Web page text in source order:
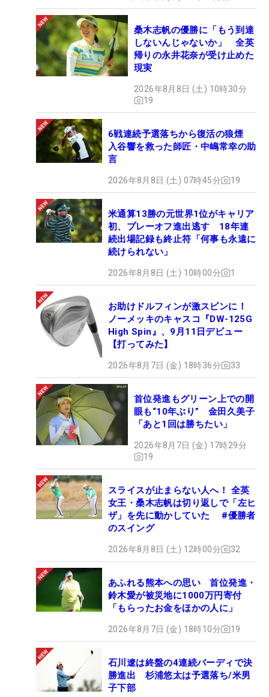
桑木志帆の優勝に「もう到達
しないんじゃないか」 全英
帰りの永井花奈が受け止めた
現実
2026年8月8日 (土) 10時30分
19
6戦連続予選落ちから復活の狼煙
入谷響を救った師匠・中嶋常幸の助
言
2026年8月8日 (土) 07時45分 19
米通算13勝の元世界1位がキャリア
初、プレーオフ進出逃す 18年連
続出場記録も終止符「何事も永遠に
続けられない」
2026年8月8日 (土) 10時00分 1
お助けドルフィンが激スピンに！
ノーメッキのキャスコ『DW-125G
High Spin』、9月11日デビュー
【打ってみた】
2026年8月7日 (金) 18時36分 33
首位発進もグリーン上での開
眼も“10年ぶり” 金田久美子
「あと1回は勝ちたい」
2026年8月7日 (金) 17時29分
19
スライスが止まらない人へ！ 全英
女王・桑木志帆は切り返しで「左ヒ
ザ」を先に動かしていた #優勝者
のスイング
2026年8月8日 (土) 12時00分 32
あふれる熊本への思い 首位発進・
鈴木愛が被災地に1000万円寄付
「もらったお金をほかの人に」
2026年8月7日 (金) 18時10分 19
石川遼は終盤の4連続バーディで決
勝進出 杉浦悠太は予選落ち/米男
子下部